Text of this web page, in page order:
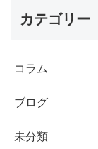
カテゴリー
コラム
ブログ
未分類